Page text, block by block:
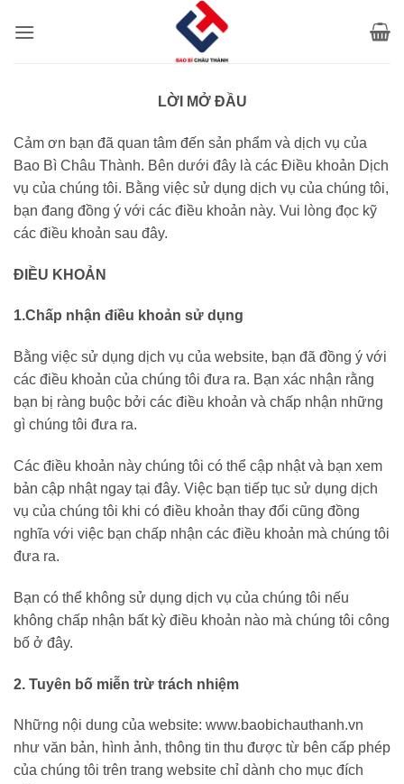
qua
LỜI MỞ ĐẦU
Cảm ơn bạn đã quan tâm đến sản phẩm và dịch vụ của
Bao Bì Châu Thành. Bên dưới đây là các Điều khoản Dịch
vụ của chúng tôi. Bằng việc sử dụng dịch vụ của chúng tôi,
bạn đang đồng ý với các điều khoản này. Vui lòng đọc kỹ
các điều khoản sau đây.
ĐIỀU KHOẢN
1.Chấp nhận điều khoản sử dụng
Bằng việc sử dụng dịch vụ của website, bạn đã đồng ý với
các điều khoản của chúng tôi đưa ra. Bạn xác nhận rằng
bạn bị ràng buộc bởi các điều khoản và chấp nhận những
gì chúng tôi đưa ra.
Các điều khoản này chúng tôi có thể cập nhật và bạn xem
bản cập nhật ngay tại đây. Việc bạn tiếp tục sử dụng dịch
vụ của chúng tôi khi có điều khoản thay đổi cũng đồng
nghĩa với việc bạn chấp nhận các điều khoản mà chúng tôi
đưa ra.
Bạn có thể không sử dụng dịch vụ của chúng tôi nếu
không chấp nhận bất kỳ điều khoản nào mà chúng tôi công
bố ở đây.
2. Tuyên bố miễn trừ trách nhiệm
Những nội dung của website: www.baobichauthanh.vn
như văn bản, hình ảnh, thông tin thu được từ bên cấp phép
của chúng tôi trên trang website chỉ dành cho mục đích